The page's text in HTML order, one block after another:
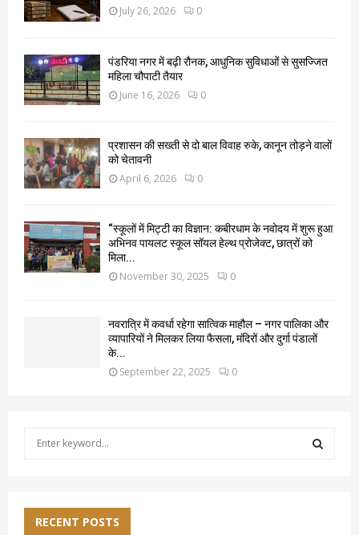
July 26, 2026 0
पंडरिया नगर में बढ़ी रौनक, आधुनिक सुविधाओं से सुसज्जित
महिला चौपाटी तैयार
June 16, 2026 0
प्रशासन की सख्ती से दो बाल विवाह रुके, कानून तोड़ने वालों
को चेतावनी
April 6, 2026 0
“स्कूलों में मिट्टी का विज्ञान: कबीरधाम के नवोदय में शुरू हुआ
अभिनव पायलट स्कूल सॉयल हेल्थ प्रोजेक्ट, छात्रों को
मिला...
November 30, 2025 0
नवरात्रि में कवर्धा रहेगा सात्विक माहौल – नगर पालिका और
व्यापारियों ने मिलकर लिया फैसला, मंदिरों और दुर्गा पंडालों
के...
September 22, 2025 0
RECENT POSTS